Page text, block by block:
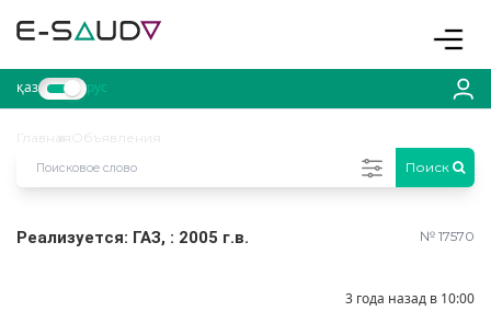
қаз рус
Главная
Объявления
Поиск
Реализуется: ГАЗ, : 2005 г.в. № 17570
3 года назад в 10:00